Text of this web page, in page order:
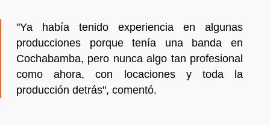
"Ya había tenido experiencia en algunas
producciones porque tenía una banda en
Cochabamba, pero nunca algo tan profesional
como ahora, con locaciones y toda la
producción detrás", comentó.